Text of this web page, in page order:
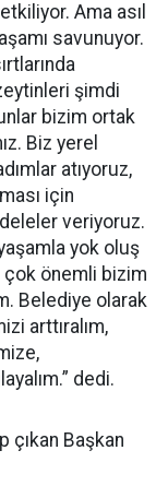
Ama asıl
savunuyor.
şimdi
bizim ortak
Biz yerel
atıyoruz,
için
veriyoruz.
yok oluş
çok önemli bizim
Belediye olarak
arttıralım,
dedi.
çıkan Başkan